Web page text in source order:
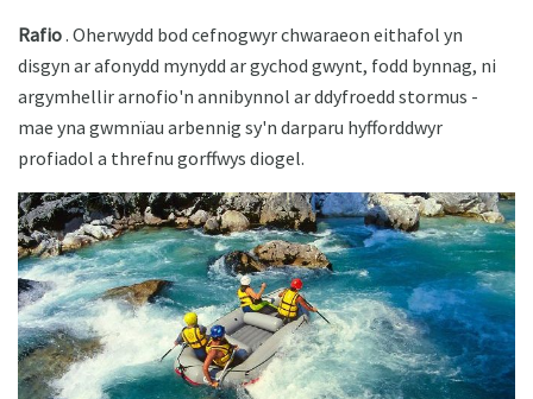
Rafio. Oherwydd bod cefnogwyr chwaraeon eithafol yn
disgyn ar afonydd mynydd ar gychod gwynt, fodd bynnag, ni
argymhellir arnofio'n annibynnol ar ddyfroedd stormus -
mae yna gwmnïau arbennig sy'n darparu hyfforddwyr
profiadol a threfnu gorffwys diogel.